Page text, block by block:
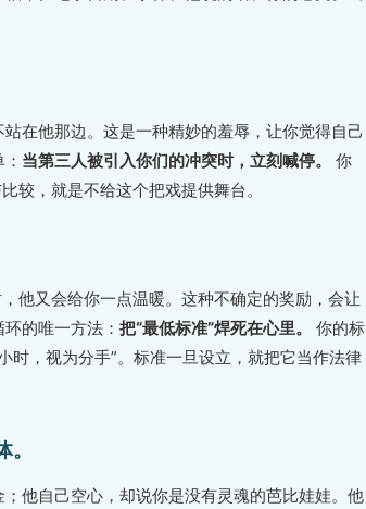
在他那边。这是一种精妙的羞辱，让你觉得自己
当第三人被引入你们的冲突时，立刻喊停。
你
较，就是不给这个把戏提供舞台。
他又会给你一点温暖。这种不确定的奖励，会让
的唯一方法： 把“最低标准”焊死在心里。
你的标
时，视为分手”。标准一旦设立，就把它当作法律
他自己空心，却说你是没有灵魂的芭比娃娃。他